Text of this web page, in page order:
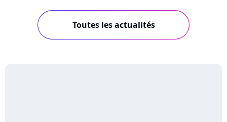
Toutes les actualités